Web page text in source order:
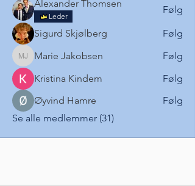
Alexander Thomsen
Leder
Følg
Sigurd Skjølberg Følg
Marie Jakobsen
Marie Jakobsen
Følg
Kristina Kindem
Følg
Øyvind Hamre
Følg
Se alle medlemmer (31)